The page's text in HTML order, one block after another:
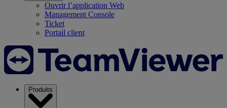
Ouvrir l’application Web
Management Console
Ticket
Portail client
Produits